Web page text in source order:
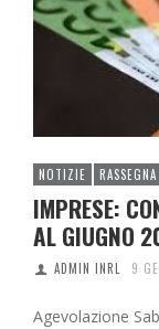
NOTIZIE
IMPRESE:
AL GIUGNO
ADMIN INRL 9
Agevolazione